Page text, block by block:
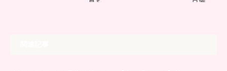
夏を ロ推